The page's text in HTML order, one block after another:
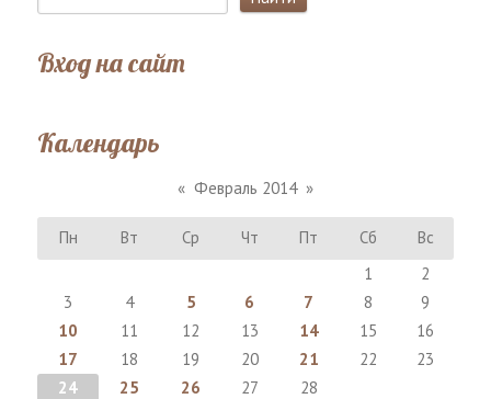
Вход на сайт
Календарь
« Февраль 2014 »
Пн Вт Ср Чт Пт Сб
Вс
1
2
3
4 5 6 7 8
9
10
11 12 13 14 15
16
17
18 19 20 21 22
23
24
25 26 27 28